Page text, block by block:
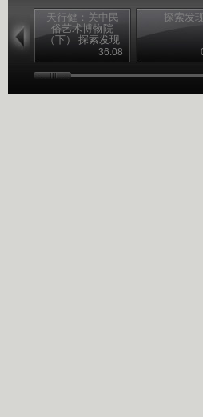
天行健：关中民
俗艺术博物院
（下） 探索发现
2011022836:08
探索发